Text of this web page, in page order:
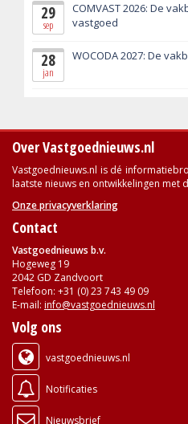
29
sep
COMVAST 2026: De
vastgoed
28
jan
WOCODA 2027: De
Over Vastgoednieuws.nl
Vastgoednieuws.nl is dé
laatste nieuws en ontwikkelingen met
Onze privacyverklaring
Contact
Vastgoednieuws b.v.
Hogeweg 19
2042 GD Zandvoort
Telefoon: +31 (0) 23 743 49 09
E-mail: info@vastgoednieuws.nl
Volg ons
vastgoednieuws.nl
Notificaties
Nieuwsbrief